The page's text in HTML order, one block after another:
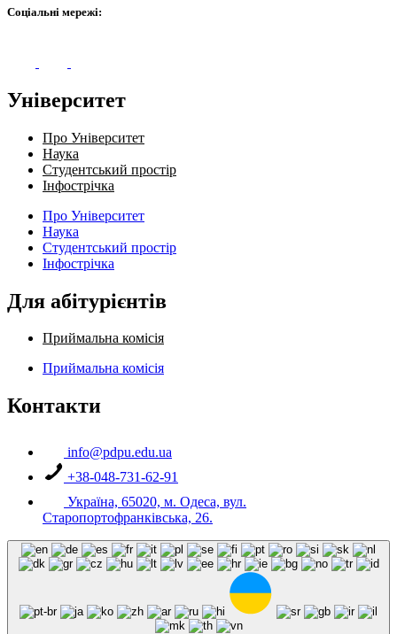
Соціальні мережі:
Університет
Про Університет
Наука
Студентський простір
Інфострічка
Про Університет
Наука
Студентський простір
Інфострічка
Для абітурієнтів
Приймальна комісія
Приймальна комісія
Контакти
info@pdpu.edu.ua
+38-048-731-62-91
Україна, 65020, м. Одеса, вул.
Старопортофранківська, 26.